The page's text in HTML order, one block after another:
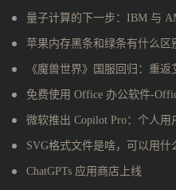
量子计算的下一步：IBM 与
苹果内存黑条和绿条有什么区
《魔兽世界》国服回归：重返
免费使用 Office 办公软件-
微软推出 Copilot Pro：个人
SVG格式文件是啥，可以用
ChatGPTs 应用商店上线